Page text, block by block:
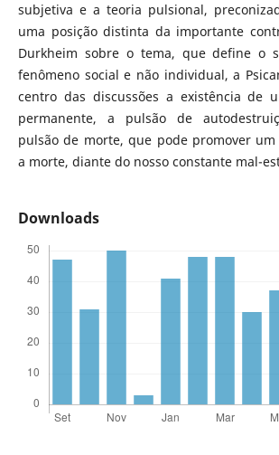
subjetiva e a teoria pulsional,
uma posição distinta da importante
Durkheim sobre o tema, que define o
fenômeno social e não individual, a
centro das discussões a existência de
permanente, a pulsão de
pulsão de morte, que pode promover
a morte, diante do nosso constante mal-
Downloads